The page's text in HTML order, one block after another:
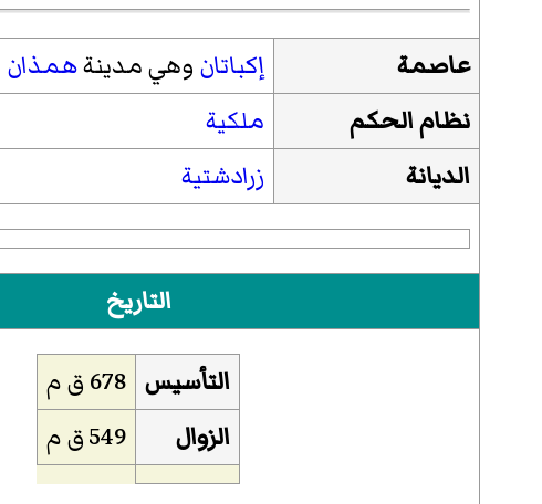
عاصمة إكباتان وهي مدينةهمذان
نظام الحكم
ملكية
الديانة
زرادشتية
التاريخ
التأسيس 678 ق م
الزوال
549 ق م